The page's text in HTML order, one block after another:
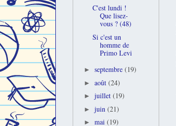
C'est lundi !
Que lisez-
vous ? (48)
Si c'est un
homme de
Primo Levi
► septembre (19)
► août (24)
► juillet (19)
► juin (21)
► mai (19)